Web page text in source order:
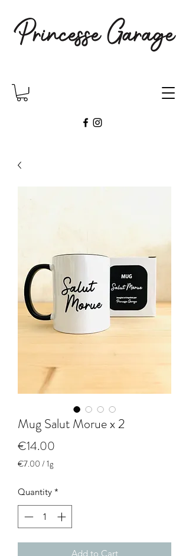
Mug Salut Morue x 2
€14.00
€7.00 /1g
per
1
Gram
Quantity *
Add to Cart